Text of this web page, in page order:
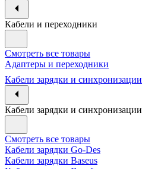
Кабели и переходники
Смотреть все товары
Адаптеры и переходники
Кабели зарядки и синхронизации
Кабели зарядки и синхронизации
Смотреть все товары
Кабели зарядки Go-Des
Кабели зарядки Baseus